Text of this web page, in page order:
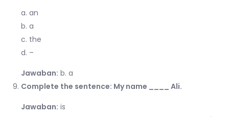
a. an
b. a
c. the
d. –
Jawaban: b. a
Complete the sentence: My name ____ Ali.
Jawaban: is